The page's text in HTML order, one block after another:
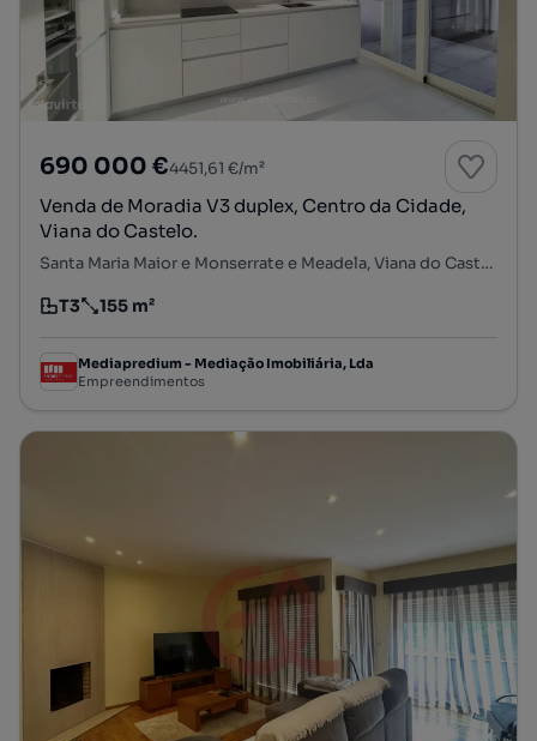
690 000 €4451,61 €/m²
Venda de Moradia V3 duplex, Centro da Cidade,
Viana do Castelo.
Santa Maria Maior e Monserrate e Meadela, Viana do Castelo, Viana do Castelo
Tipologia
T3
Preço por metro quadrado
155 m²
Mediapredium - Mediação Imobiliária, Lda
Empreendimentos